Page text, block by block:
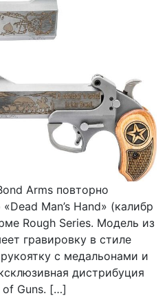
Arms повторно
Man’s Hand» (калибр
Rough Series. Модель из
гравировку в стиле
с медальонами и
дистрибуция
of Guns. […]